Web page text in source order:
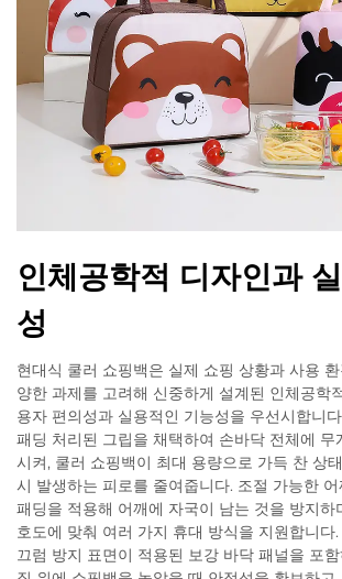
인체공학적 디자인과
성
현대식 쿨러 쇼핑백은 실제 쇼핑 상황과 사용
양한 과제를 고려해 신중하게 설계된 인체공학
용자 편의성과 실용적인 기능성을 우선시합니
패딩 처리된 그립을 채택하여 손바닥 전체에 무
시켜, 쿨러 쇼핑백이 최대 용량으로 가득 찬 상
시 발생하는 피로를 줄여줍니다. 조절 가능한
패딩을 적용해 어깨에 자국이 남는 것을 방지하
호도에 맞춰 여러 가지 휴대 방식을 지원합니다
끄럼 방지 표면이 적용된 보강 바닥 패널을 포